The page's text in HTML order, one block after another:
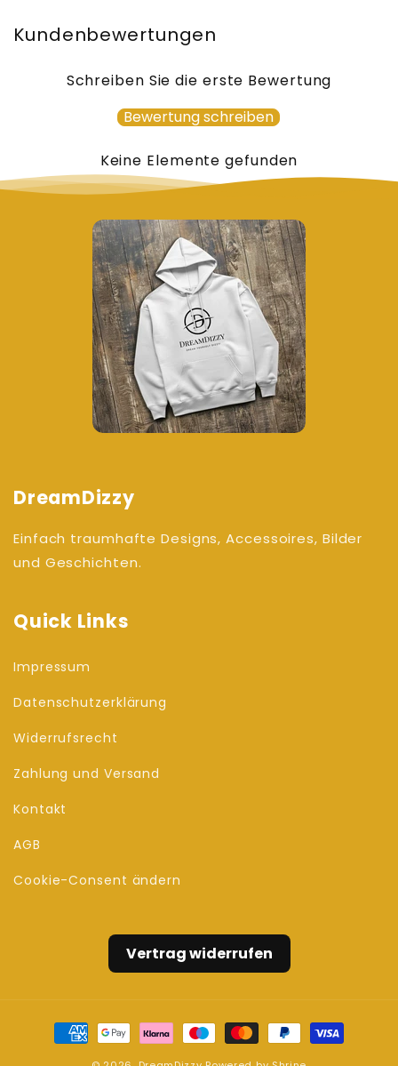
Kundenbewertungen
Schreiben Sie die erste Bewertung
Bewertung schreiben
Keine Elemente gefunden
DreamDizzy
Einfach traumhafte Designs, Accessoires, Bilder
und Geschichten.
Quick Links
Impressum
Datenschutzerklärung
Widerrufsrecht
Zahlung und Versand
Kontakt
AGB
Cookie-Consent ändern
Vertrag widerrufen
Zahlungsmethoden